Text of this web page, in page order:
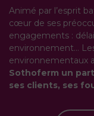
Animé par l’esprit
cœur de ses
engagements :
environnement…
environnementaux
Sothoferm un
ses clients, ses